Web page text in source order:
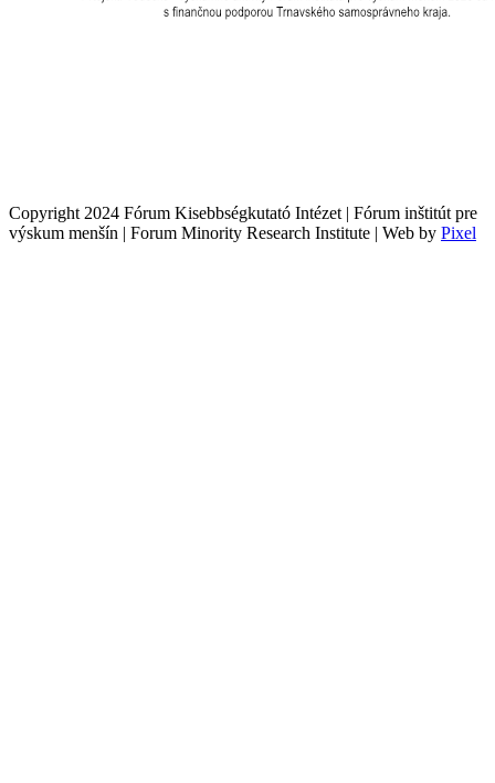
Copyright 2024 Fórum Kisebbségkutató Intézet | Fórum inštitút pre
výskum menšín | Forum Minority Research Institute | Web by Pixel